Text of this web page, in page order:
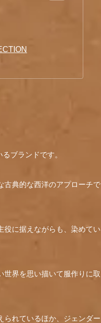
ブランドです。
古典的な西洋のアプローチで
役に据えながらも、染めてい
世界を思い描いて服作りに取
られているほか、ジェンダー